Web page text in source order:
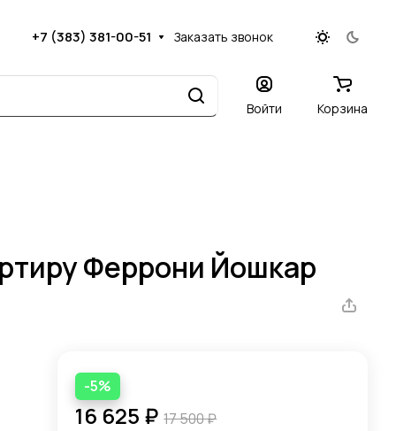
+7 (383) 381-00-51 Заказать звонок
Войти Корзина
Феррони Йошкар
-5%
16 625 ₽ 17 500 ₽